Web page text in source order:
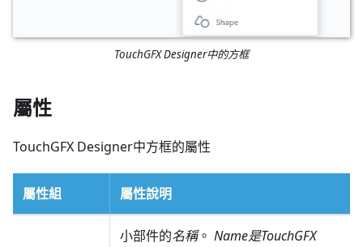
TouchGFX Designer中的方框
屬性
TouchGFX Designer中方框的屬性
屬性組 屬性說明
小部件的名稱。 Name是TouchGFX